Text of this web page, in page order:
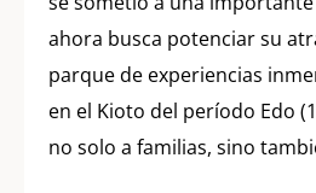
ahora busca potenciar su
parque de experiencias
en el Kioto del período Edo
no solo a familias, sino